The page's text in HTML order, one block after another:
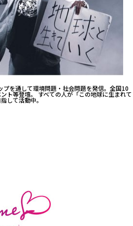
を通して環境問題・社会問題を発信。全国10
ト等登壇。 すべての人が「この地球に生まれて
して活動中。